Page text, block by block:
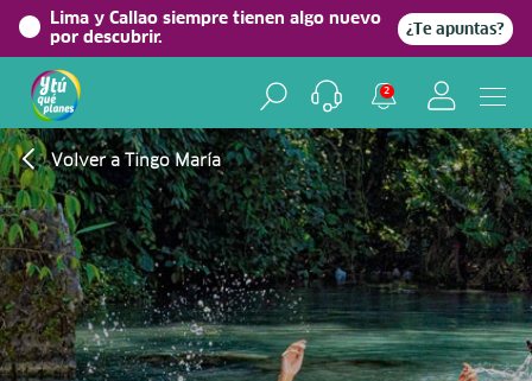
Lima y Callao siempre tienen algo nuevo
por descubrir.
¿Te apuntas?
2
Volver a Tingo María